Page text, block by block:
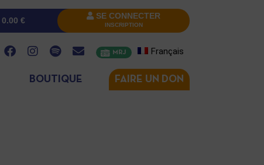
0.00 € SE CONNECTER
INSCRIPTION
MRJ Français
BOUTIQUE FAIRE UN DON